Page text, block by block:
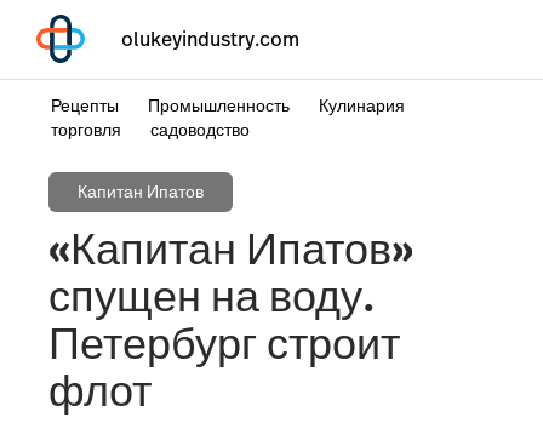
olukeyindustry.com
Рецепты Промышленность
Кулинария
торговля
садоводство
Капитан Ипатов
«Капитан Ипатов»
спущен на воду.
Петербург строит
флот